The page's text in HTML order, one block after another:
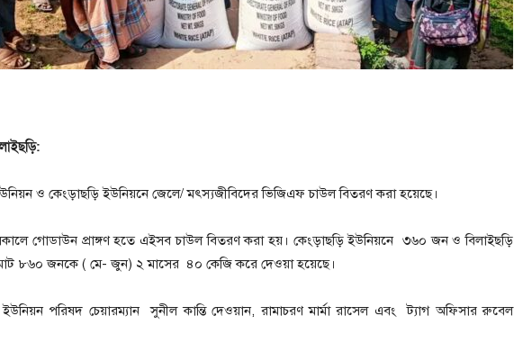
ইউনিয়ন ও কেংড়াছড়ি ইউনিয়নে জেলে/ মৎস্যজীবিদের ভিজিএফ চাউল বিতরণ করা হয়েছে।
গোডাউন প্রাঙ্গণ হতে এইসব চাউল বিতরণ করা হয়। কেংড়াছড়ি ইউনিয়নে ৩৬০ জন ও বিলাইছড়ি
৮৬০ জনকে ( মে- জুন) ২ মাসের ৪০ কেজি করে দেওয়া হয়েছে।
পরিষদ চেয়ারম্যান সুনীল কান্তি দেওয়ান, রামাচরণ মার্মা রাসেল এবং ট্যাগ অফিসার রুবেল